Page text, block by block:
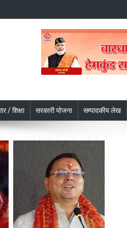
/ शिक्षा सरकारी योजना सम्पादकीय लेख